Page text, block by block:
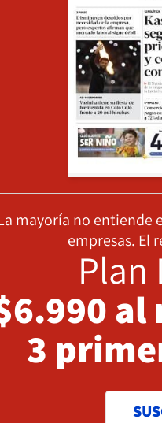
mayoría no entiende
empresas. El
Plan
al
3